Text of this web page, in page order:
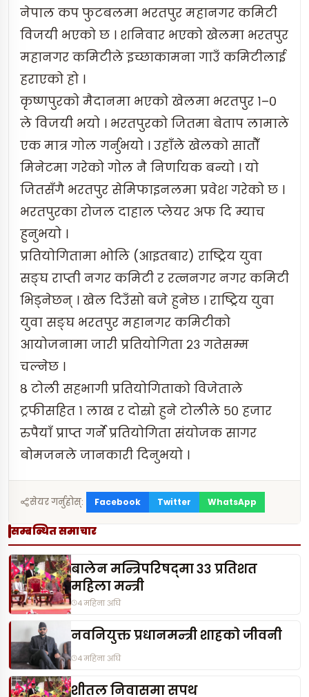
नेपाल कप फुटबलमा भरतपुर महानगर कमिटी
विजयी भएको छ । शनिवार भएको खेलमा भरतपुर
महानगर कमिटीले इच्छाकामना गाउँ कमिटीलाई
हराएको हो ।
कृष्णपुरको मैदानमा भएको खेलमा भरतपुर १–०
ले विजयी भयो । भरतपुरको जितमा बेताप लामाले
एक मात्र गोल गर्नुभयो । उहाँले खेलको सातौँ
मिनेटमा गरेको गोल नै निर्णायक बन्यो । यो
जितसँगै भरतपुर सेमिफाइनलमा प्रवेश गरेको छ ।
भरतपुरका रोजल दाहाल प्लेयर अफ दि म्याच
हुनुभयो ।
प्रतियोगितामा भोलि (आइतबार) राष्ट्रिय युवा
सङ्घ राप्ती नगर कमिटी र रत्ननगर नगर कमिटी
भिड्नेछन् । खेल दिउँसो बजे हुनेछ । राष्ट्रिय युवा
युवा सङ्घ भरतपुर महानगर कमिटीको
आयोजनामा जारी प्रतियोगिता २३ गतेसम्म
चल्नेछ ।
८ टोली सहभागी प्रतियोगिताको विजेताले
ट्रफीसहित १ लाख र दोस्रो हुने टोलीले ५० हजार
रुपैयाँ प्राप्त गर्ने प्रतियोगिता संयोजक सागर
बोमजनले जानकारी दिनुभयो ।
सेयर गर्नुहोस्: Facebook Twitter WhatsApp
सम्बन्धित समाचार
बालेन मन्त्रिपरिषद्‌मा ३३ प्रतिशत
महिला मन्त्री
4 महिना अघि
नवनियुक्त प्रधानमन्त्री शाहको जीवनी
4 महिना अघि
शीतल निवासमा सपथ